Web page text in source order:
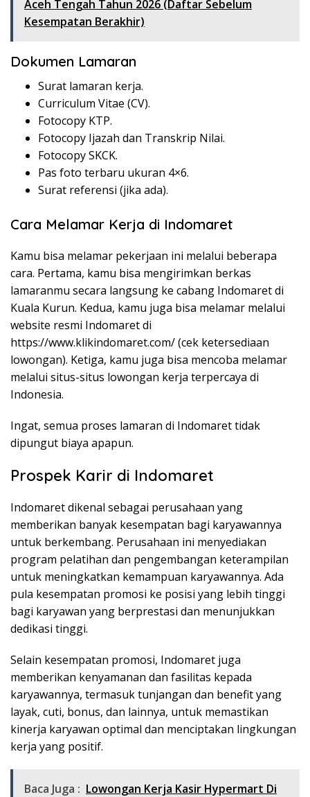
Aceh Tengah Tahun 2026 (Daftar Sebelum
Kesempatan Berakhir)
Dokumen Lamaran
Surat lamaran kerja.
Curriculum Vitae (CV).
Fotocopy KTP.
Fotocopy Ijazah dan Transkrip Nilai.
Fotocopy SKCK.
Pas foto terbaru ukuran 4×6.
Surat referensi (jika ada).
Cara Melamar Kerja di Indomaret
Kamu bisa melamar pekerjaan ini melalui beberapa
cara. Pertama, kamu bisa mengirimkan berkas
lamaranmu secara langsung ke cabang Indomaret di
Kuala Kurun. Kedua, kamu juga bisa melamar melalui
website resmi Indomaret di
https://www.klikindomaret.com/(cek ketersediaan
lowongan). Ketiga, kamu juga bisa mencoba melamar
melalui situs-situs lowongan kerja terpercaya di
Indonesia.
Ingat, semua proses lamaran di Indomaret tidak
dipungut biaya apapun.
Prospek Karir di Indomaret
Indomaret dikenal sebagai perusahaan yang
memberikan banyak kesempatan bagi karyawannya
untuk berkembang. Perusahaan ini menyediakan
program pelatihan dan pengembangan keterampilan
untuk meningkatkan kemampuan karyawannya. Ada
pula kesempatan promosi ke posisi yang lebih tinggi
bagi karyawan yang berprestasi dan menunjukkan
dedikasi tinggi.
Selain kesempatan promosi, Indomaret juga
memberikan kenyamanan dan fasilitas kepada
karyawannya, termasuk tunjangan dan benefit yang
layak, cuti, bonus, dan lainnya, untuk memastikan
kinerja karyawan optimal dan menciptakan lingkungan
kerja yang positif.
Baca Juga : Lowongan Kerja Kasir Hypermart Di